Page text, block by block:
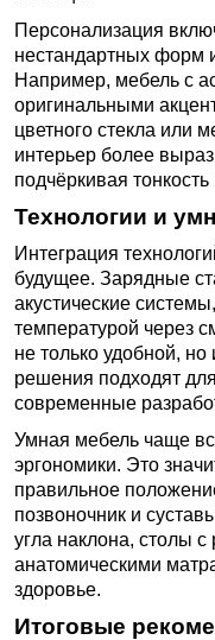
Персонализация
нестандартных форм
Например, мебель с
оригинальными
цветного стекла или
интерьер более
подчёркивая
Технологии и
Интеграция
будущее. Зарядные
акустические
температурой через
не только удобной,
решения подходят
современные
Умная мебель чаще
эргономики. Это
правильное
позвоночник и
угла наклона, столы
анатомическими
здоровье.
Итоговые